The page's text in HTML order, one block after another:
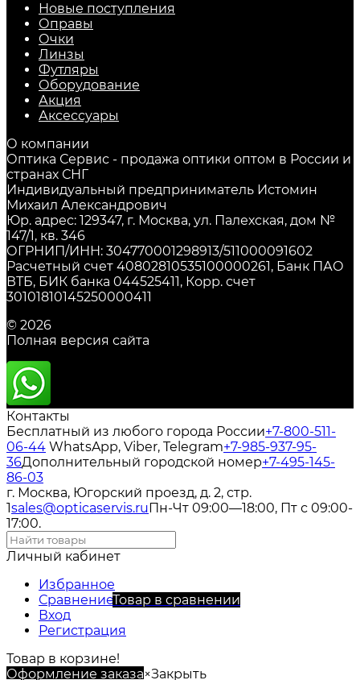
Новые поступления
Оправы
Очки
Линзы
Футляры
Оборудование
Акция
Аксессуары
О компании
Оптика Сервис - продажа оптики оптом в России и
странах СНГ
Индивидуальный предприниматель Истомин
Михаил Александрович
Юр. адрес: 129347, г. Москва, ул. Палехская, дом №
147/1, кв. 346
ОГРНИП/ИНН: 304770001298913/511000091602
Расчетный счет 40802810535100000261, Банк ПАО
ВТБ, БИК банка 044525411, Корр. счет
30101810145250000411
© 2026
Полная версия сайта
Контакты
Бесплатный из любого города России+7-800-511-
06-44 WhatsApp, Viber, Telegram+7-985-937-95-
36Дополнительный городской номер+7-495-145-
86-03
г. Москва, Югорский проезд, д. 2, стр.
1sales@opticaservis.ruПн-Чт 09:00—18:00, Пт с 09:00-
17:00.
Личный кабинет
Избранное
СравнениеТовар в сравнении
Вход
Регистрация
Товар в корзине!
Оформление заказа×Закрыть